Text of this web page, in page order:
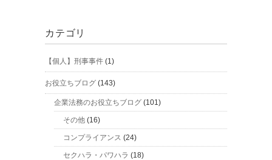
カテゴリ
【個人】刑事事件 (1)
お役立ちブログ (143)
企業法務のお役立ちブログ (101)
その他 (16)
コンプライアンス (24)
セクハラ・パワハラ (18)